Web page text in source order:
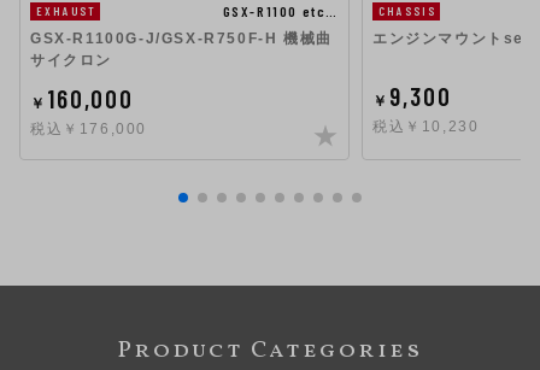
EXHAUST
GSX-R1100 etc…
GSX-R1100G-J/GSX-R750F-H 機械曲
サイクロン
￥ 160,000
税込￥176,000
CHASSIS
エンジンマウントset
￥ 9,300
税込￥10,230
Product Categories